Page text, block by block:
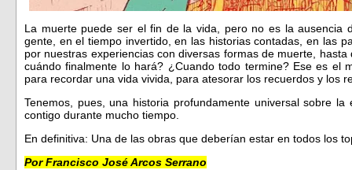
La muerte puede ser el fin de la vida, pero no es la ausencia
gente, en el tiempo invertido, en las historias contadas, en las
por nuestras experiencias con diversas formas de muerte,
cuándo finalmente lo hará? ¿Cuando todo termine? Ese es el
para recordar una vida vivida, para atesorar los recuerdos y los
Tenemos, pues, una historia profundamente universal sobre
contigo durante mucho tiempo.
En definitiva: Una de las obras que deberían estar en todos los
Por Francisco José Arcos Serrano